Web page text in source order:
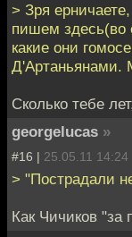
> Зря
пишем здесь(во
какие они
Д'Артаньянами.
Сколько тебе
georgelucas »
#16 | 25.05.11 14:24
> "Пострадали
Как Чичиков "за